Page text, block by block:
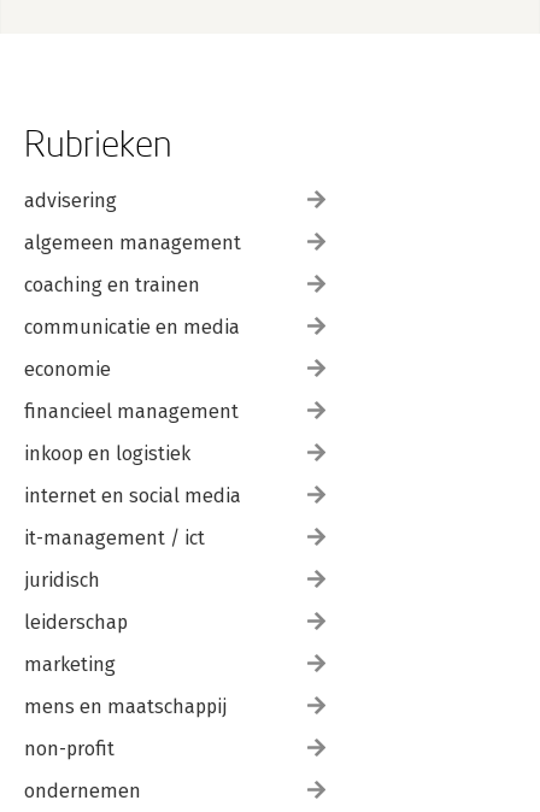
Rubrieken
advisering
algemeen management
coaching en trainen
communicatie en media
economie
financieel management
inkoop en logistiek
internet en social media
it-management / ict
juridisch
leiderschap
marketing
mens en maatschappij
non-profit
ondernemen